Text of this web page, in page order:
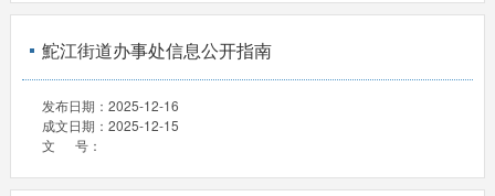
鮀江街道办事处信息公开指南
发布日期： 2025-12-16
成文日期： 2025-12-15
文 号：